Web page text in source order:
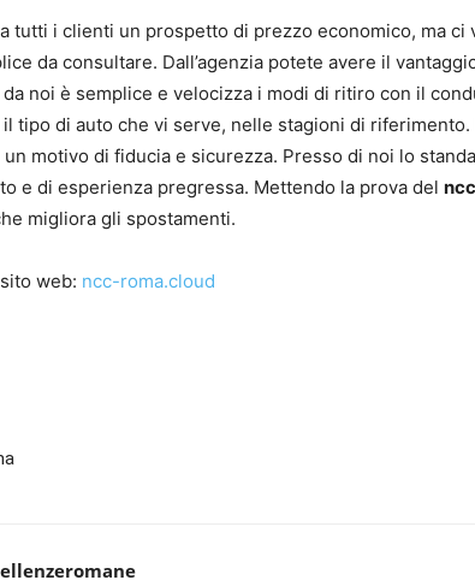
tutti i clienti un prospetto di prezzo economico, ma
da consultare. Dall’agenzia potete avere il
da noi è semplice e velocizza i modi di ritiro con il
tipo di auto che vi serve, nelle stagioni di
motivo di fiducia e sicurezza. Presso di noi lo
e di esperienza pregressa. Mettendo la prova del
migliora gli spostamenti.
web: ncc-roma.cloud